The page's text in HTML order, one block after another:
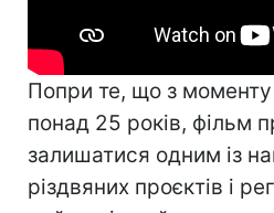
Попри те, що з
понад 25 років, фільм
залишатися одним із
різдвяних проєктів і